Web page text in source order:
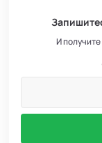
Септики GEO 6
Септики
Септики БиоДача
И